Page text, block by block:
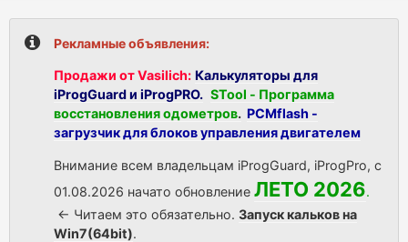
Рекламные объявления:
Продажи от Vasilich: Калькуляторы для
iProgGuard и iProgPRO. STool - Программа
восстановления одометров. PCMflash -
загрузчик для блоков управления двигателем
Внимание всем владельцам iProgGuard, iProgPro, с
01.08.2026 начато обновление ЛЕТО 2026.
<- Читаем это обязательно. Запуск кальков на
Win7(64bit).